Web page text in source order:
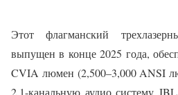
Этот флагманский
выпущен в конце 2025 года,
CVIA люмен (2,500–3,000 ANSI
2.1-канальную аудио систему